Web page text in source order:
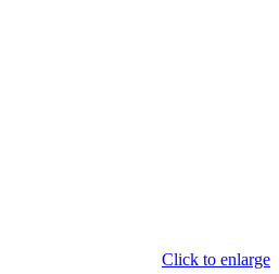
Click to enlarge